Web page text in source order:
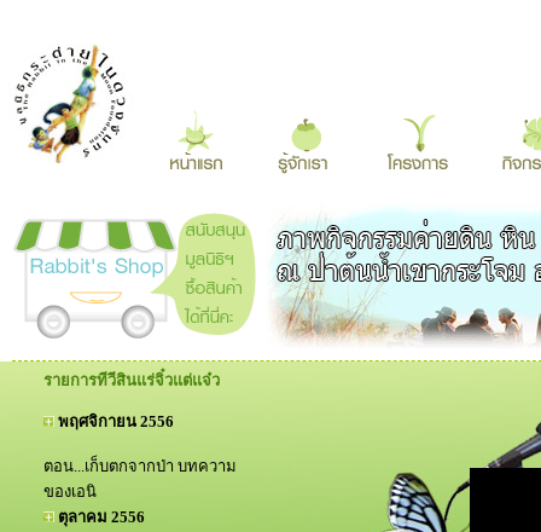
รายการทีวีสินแร่จิ๋วแต่แจ๋ว
พฤศจิกายน 2556
ตอน...เก็บตกจากป่า บทความ
ของเอนิ
ตุลาคม 2556